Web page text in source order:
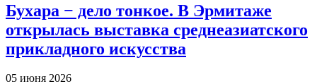
Бухара − дело тонкое. В Эрмитаже
открылась выставка среднеазиатского
прикладного искусства
05 июня 2026